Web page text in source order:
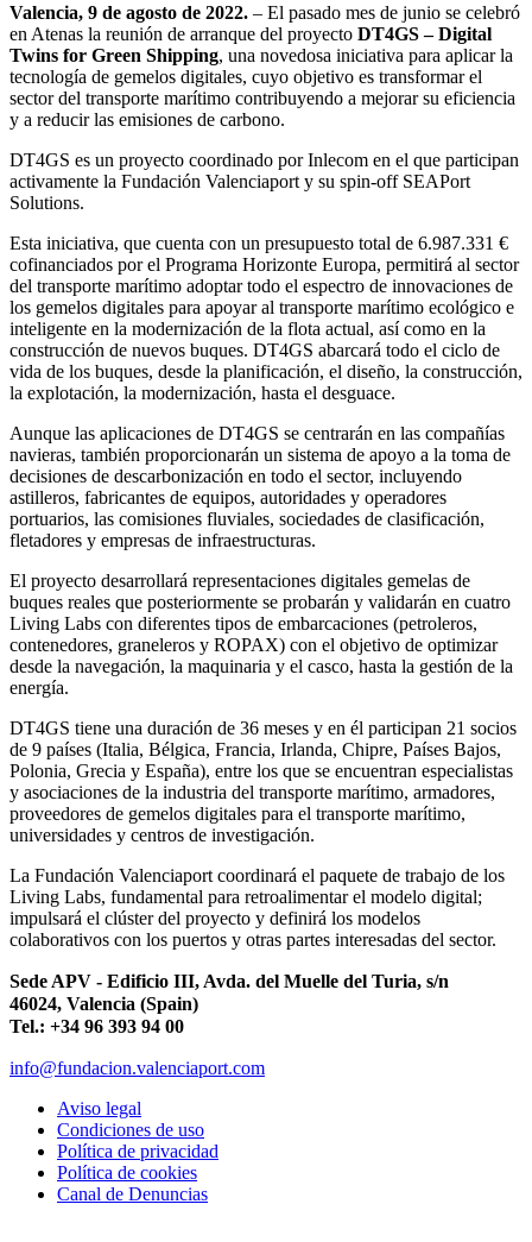
Valencia, 9 de agosto de 2022. – El pasado mes de junio se celebró
en Atenas la reunión de arranque del proyecto DT4GS – Digital
Twins for Green Shipping, una novedosa iniciativa para aplicar la
tecnología de gemelos digitales, cuyo objetivo es transformar el
sector del transporte marítimo contribuyendo a mejorar su eficiencia
y a reducir las emisiones de carbono.
DT4GS es un proyecto coordinado por Inlecom en el que participan
activamente la Fundación Valenciaport y su spin-off SEAPort
Solutions.
Esta iniciativa, que cuenta con un presupuesto total de 6.987.331 €
cofinanciados por el Programa Horizonte Europa, permitirá al sector
del transporte marítimo adoptar todo el espectro de innovaciones de
los gemelos digitales para apoyar al transporte marítimo ecológico e
inteligente en la modernización de la flota actual, así como en la
construcción de nuevos buques. DT4GS abarcará todo el ciclo de
vida de los buques, desde la planificación, el diseño, la construcción,
la explotación, la modernización, hasta el desguace.
Aunque las aplicaciones de DT4GS se centrarán en las compañías
navieras, también proporcionarán un sistema de apoyo a la toma de
decisiones de descarbonización en todo el sector, incluyendo
astilleros, fabricantes de equipos, autoridades y operadores
portuarios, las comisiones fluviales, sociedades de clasificación,
fletadores y empresas de infraestructuras.
El proyecto desarrollará representaciones digitales gemelas de
buques reales que posteriormente se probarán y validarán en cuatro
Living Labs con diferentes tipos de embarcaciones (petroleros,
contenedores, graneleros y ROPAX) con el objetivo de optimizar
desde la navegación, la maquinaria y el casco, hasta la gestión de la
energía.
DT4GS tiene una duración de 36 meses y en él participan 21 socios
de 9 países (Italia, Bélgica, Francia, Irlanda, Chipre, Países Bajos,
Polonia, Grecia y España), entre los que se encuentran especialistas
y asociaciones de la industria del transporte marítimo, armadores,
proveedores de gemelos digitales para el transporte marítimo,
universidades y centros de investigación.
La Fundación Valenciaport coordinará el paquete de trabajo de los
Living Labs, fundamental para retroalimentar el modelo digital;
impulsará el clúster del proyecto y definirá los modelos
colaborativos con los puertos y otras partes interesadas del sector.
Sede APV - Edificio III, Avda. del Muelle del Turia, s/n
46024, Valencia (Spain)
Tel.: +34 96 393 94 00
info@fundacion.valenciaport.com
Aviso legal
Condiciones de uso
Política de privacidad
Política de cookies
Canal de Denuncias